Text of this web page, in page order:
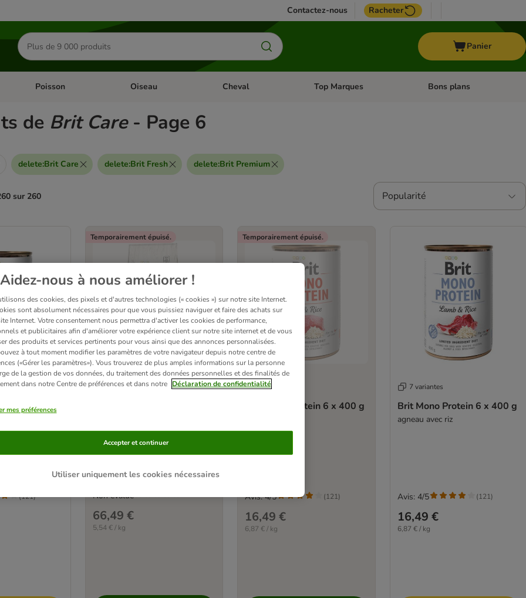
Contactez-nous Racheter
Rechercher
des
produits
Panier
Dérouler les catégories: Rongeur & Co
Poisson Dérouler les catégories: Poisson
Oiseau Dérouler les catégories: Oiseau
Cheval Dérouler les catégories: Cheval
Top Marques Dérouler les catégories: Top
Bons plans
de Brit Care- Page 6
delete:Brit Care delete:Brit Fresh delete:Brit Premium
sur 260 Popularité
6 x 400 g
(121)
Temporairement épuisé.
Great Life
12 kg
66,49 €
5,54 € / kg
Non évalué
Temporairement épuisé.
7 variantes
Brit Mono Protein 6 x 400 g
16,49 €
6,87 € / kg
Avis: 4/5 (121)
7 variantes
Brit Mono Protein 6 x 400 g
agneau avec riz
16,49 €
6,87 € / kg
Avis: 4/5 (121)
Aidez-nous à nous améliorer !
des cookies, des pixels et d'autres technologies (« cookies ») sur notre site Internet.
sont absolument nécessaires pour que vous puissiez naviguer et faire des achats sur
Internet. Votre consentement nous permettra d'activer les cookies de performance,
et publicitaires afin d'améliorer votre expérience client sur notre site internet et de vous
des produits et services pertinents pour vous ainsi que des annonces personnalisées.
à tout moment modifier les paramètres de votre navigateur depuis notre centre de
(«Gérer les paramètres»). Vous trouverez de plus amples informations sur la personne
de la gestion de vos données, du traitement des données personnelles et des finalités de
dans notre Centre de préférences et dans notre Déclaration de confidentialité
mes préférences
Utiliser uniquement les cookies nécessaires
Accepter et continuer